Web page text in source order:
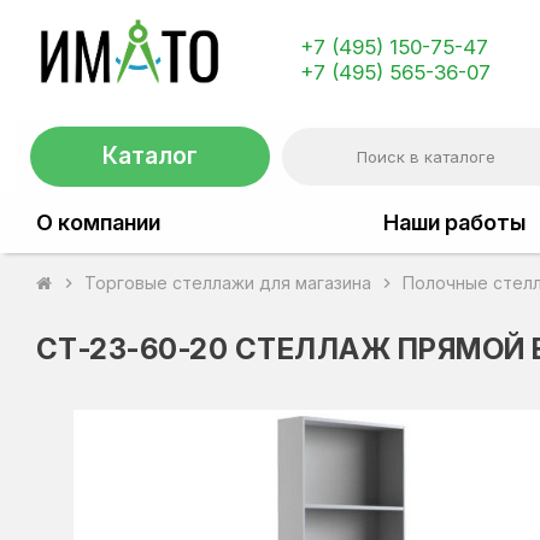
+7 (495) 150-75-47
+7 (495) 565-36-07
Каталог
О компании Наши работы
chevron_right Торговые стеллажи для магазина chevron_right Полочные
СТ-23-60-20 СТЕЛЛАЖ ПРЯМОЙ